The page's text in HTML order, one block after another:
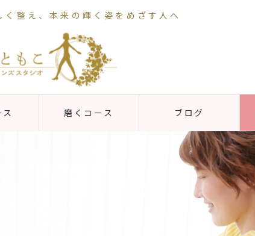
く整え、本来の輝く姿をめざす人へ
磨くコース ブログ